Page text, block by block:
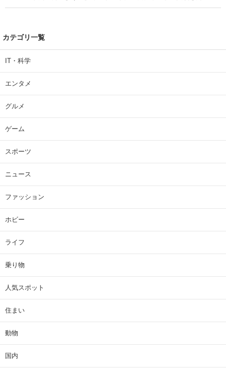
| 大学 ねとらぼリサーチ
カテゴリ一覧
IT・科学
エンタメ
グルメ
ゲーム
スポーツ
ニュース
ファッション
ホビー
ライフ
乗り物
人気スポット
住まい
動物
国内